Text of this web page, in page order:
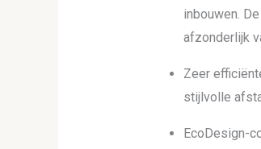
inbouwen.
afzonderlijk
Zeer
stijlvolle
EcoDesign-